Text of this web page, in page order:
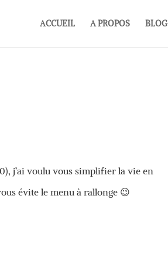
ACCUEIL A PROPOS BLOG
j’ai voulu vous simplifier la vie en
évite le menu à rallonge 😉